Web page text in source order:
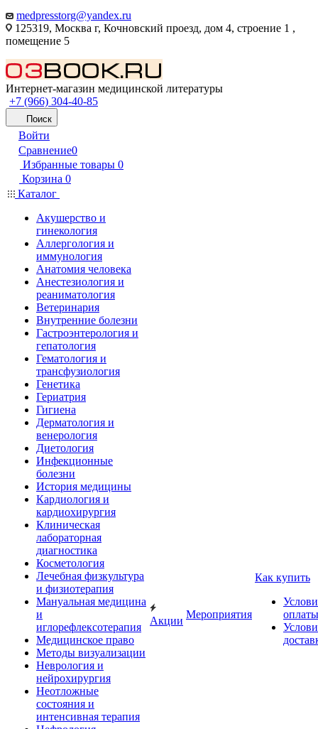
medpresstorg@yandex.ru
125319, Москва г, Кочновский проезд, дом 4, строение 1 ,
помещение 5
Интернет-магазин медицинской литературы
+7 (966) 304-40-85
Поиск
Войти
Сравнение0
Избранные товары 0
Корзина 0
Каталог
Акушерство и
гинекология
Аллергология и
иммунология
Анатомия человека
Анестезиология и
реаниматология
Ветеринария
Внутренние болезни
Гастроэнтерология и
гепатология
Гематология и
трансфузиология
Генетика
Гериатрия
Гигиена
Дерматология и
венерология
Диетология
Инфекционные
болезни
История медицины
Кардиология и
кардиохирургия
Клиническая
лабораторная
диагностика
Косметология
Лечебная физкультура
и физиотерапия
Мануальная медицина
и
иглорефлексотерапия
Медицинское право
Методы визуализации
Неврология и
нейрохирургия
Неотложные
состояния и
интенсивная терапия
Акции
Мероприятия
Как купить
оплаты